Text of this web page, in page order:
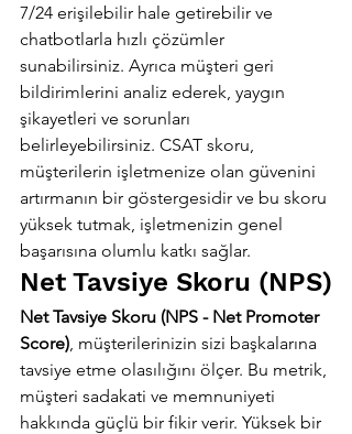
7/24 erişilebilir hale getirebilir ve
chatbotlarla hızlı çözümler
sunabilirsiniz. Ayrıca müşteri geri
bildirimlerini analiz ederek, yaygın
şikayetleri ve sorunları
belirleyebilirsiniz. CSAT skoru,
müşterilerin işletmenize olan güvenini
artırmanın bir göstergesidir ve bu skoru
yüksek tutmak, işletmenizin genel
başarısına olumlu katkı sağlar.
Net Tavsiye Skoru (NPS)
Net Tavsiye Skoru (NPS - Net Promoter
Score) , müşterilerinizin sizi başkalarına
tavsiye etme olasılığını ölçer. Bu metrik,
müşteri sadakati ve memnuniyeti
hakkında güçlü bir fikir verir. Yüksek bir